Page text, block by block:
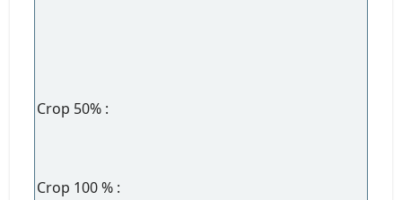
Crop 50% :
Crop 100 % :